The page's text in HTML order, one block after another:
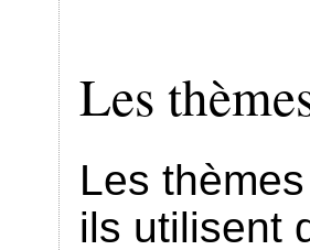
Les
Les
ils utilisent